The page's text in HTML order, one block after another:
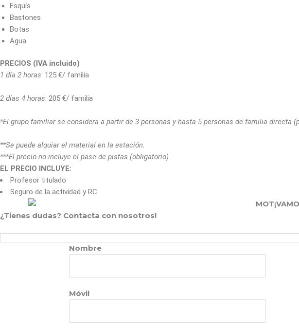
Esquís
Bastones
Botas
Agua
PRECIOS (IVA incluido)
1 día 2 horas: 125 €/ familia
2 días 4 horas: 205 €/ familia
*El grupo familiar se considera a partir de 3 personas y hasta 5 personas de familia directa
**Se puede alquiar el material en la estación.
***El precio no incluye el pase de pistas (obligatorio).
EL PRECIO INCLUYE:
Profesor titulado
Seguro de la actividad y RC
¿Tienes dudas? Contacta con nosotros!
Nombre
Móvil